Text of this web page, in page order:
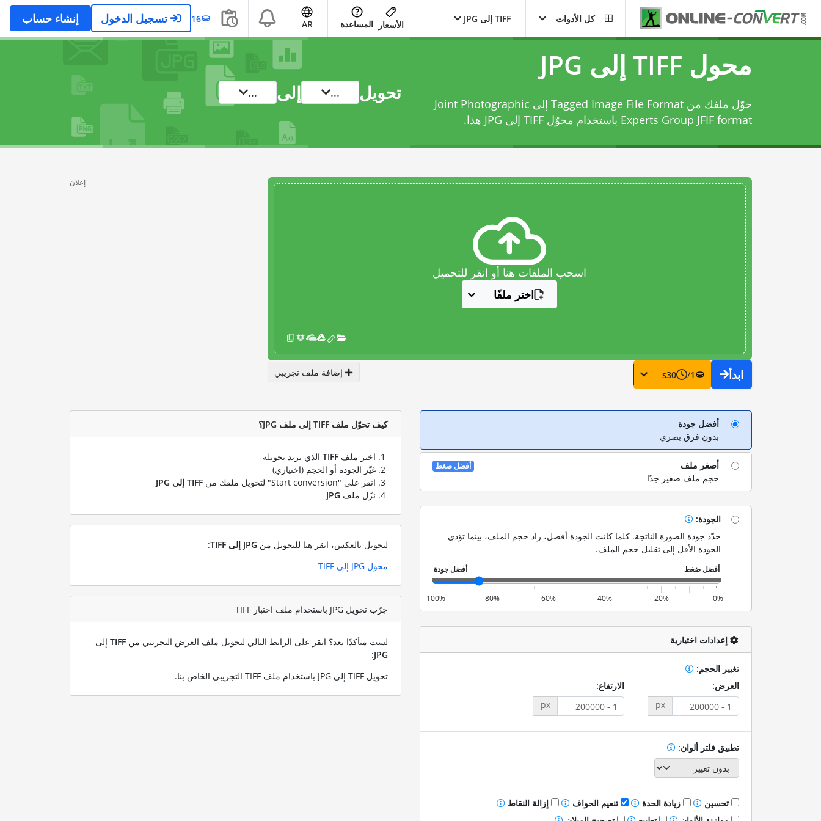
كل الأدوات TIFF إلى JPG
الأسعار المساعدة AR
16 تسجيل الدخول إنشاء حساب
محول TIFF إلى JPG
حوّل ملفك من Tagged Image File Format إلى Joint Photographic
Experts Group JFIF format باستخدام
محوّل TIFF إلى JPG هذا.
تحويل ... إلى ...
اسحب الملفات هنا أو انقر للتحميل
اختر ملفًا
ابدأ 1
/
30
s إضافة ملف تجريبي
إعلان
أفضل جودة
بدون فرق بصري
أصغر ملف
حجم ملف صغير جدًا
أفضل ضغط
الجودة:
حدّد جودة الصورة الناتجة. كلما كانت الجودة أفضل، زاد حجم الملف، بينما تؤدي
الجودة الأقل إلى تقليل حجم الملف.
0%
20%
40%
60%
80%
100%
إعدادات اختيارية
تغيير الحجم:
العرض:
px
الارتفاع:
px
تطبيق فلتر ألوان:
تحسين زيادة الحدة تنعيم الحواف
إزالة النقاط
كيف تحوّل ملف TIFF إلى ملف JPG؟
اختر ملف TIFF الذي تريد تحويله
غيّر الجودة أو الحجم (اختياري)
انقر على "Start conversion" لتحويل ملفك من
TIFF إلى JPG
نزّل ملف JPG
لتحويل بالعكس، انقر هنا للتحويل من JPG إلى TIFF
:
محول JPG إلى TIFF
جرّب تحويل JPG باستخدام ملف اختبار TIFF
لست متأكدًا بعد؟ انقر على الرابط التالي لتحويل ملف العرض التجريبي من TIFF إلى
JPG
:
تحويل TIFF إلى JPG باستخدام ملف TIFF التجريبي الخاص بنا
.